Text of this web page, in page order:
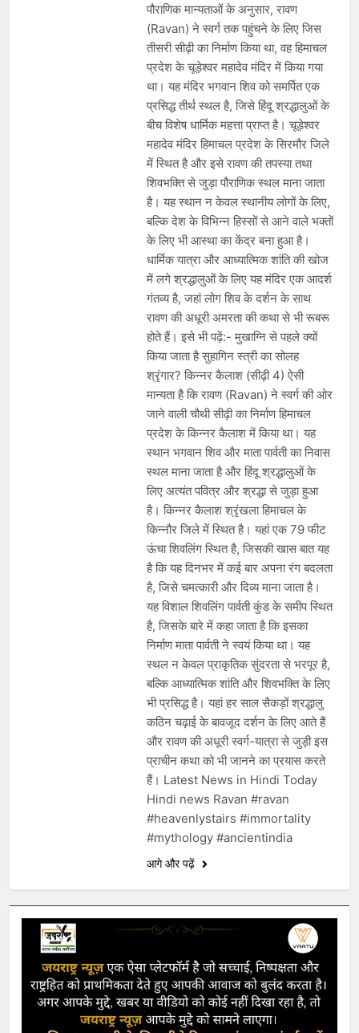
पौराणिक मान्यताओं के अनुसार, रावण
(Ravan) ने स्वर्ग तक पहुंचने के लिए जिस
तीसरी सीढ़ी का निर्माण किया था, वह हिमाचल
प्रदेश के चूड़ेश्वर महादेव मंदिर में किया गया
था। यह मंदिर भगवान शिव को समर्पित एक
प्रसिद्ध तीर्थ स्थल है, जिसे हिंदू श्रद्धालुओं के
बीच विशेष धार्मिक महत्ता प्राप्त है। चूड़ेश्वर
महादेव मंदिर हिमाचल प्रदेश के सिरमौर जिले
में स्थित है और इसे रावण की तपस्या तथा
शिवभक्ति से जुड़ा पौराणिक स्थल माना जाता
है। यह स्थान न केवल स्थानीय लोगों के लिए,
बल्कि देश के विभिन्न हिस्सों से आने वाले भक्तों
के लिए भी आस्था का केंद्र बना हुआ है।
धार्मिक यात्रा और आध्यात्मिक शांति की खोज
में लगे श्रद्धालुओं के लिए यह मंदिर एक आदर्श
गंतव्य है, जहां लोग शिव के दर्शन के साथ
रावण की अधूरी अमरता की कथा से भी रूबरू
होते हैं। इसे भी पढ़ें:- मुखाग्नि से पहले क्यों
किया जाता है सुहागिन स्त्री का सोलह
श्रृंगार? किन्नर कैलाश (सीढ़ी 4) ऐसी
मान्यता है कि रावण (Ravan) ने स्वर्ग की ओर
जाने वाली चौथी सीढ़ी का निर्माण हिमाचल
प्रदेश के किन्नर कैलाश में किया था। यह
स्थान भगवान शिव और माता पार्वती का निवास
स्थल माना जाता है और हिंदू श्रद्धालुओं के
लिए अत्यंत पवित्र और श्रद्धा से जुड़ा हुआ
है। किन्नर कैलाश श्रृंखला हिमाचल के
किन्नौर जिले में स्थित है। यहां एक 79 फीट
ऊंचा शिवलिंग स्थित है, जिसकी खास बात यह
है कि यह दिनभर में कई बार अपना रंग बदलता
है, जिसे चमत्कारी और दिव्य माना जाता है।
यह विशाल शिवलिंग पार्वती कुंड के समीप स्थित
है, जिसके बारे में कहा जाता है कि इसका
निर्माण माता पार्वती ने स्वयं किया था। यह
स्थल न केवल प्राकृतिक सुंदरता से भरपूर है,
बल्कि आध्यात्मिक शांति और शिवभक्ति के लिए
भी प्रसिद्ध है। यहां हर साल सैकड़ों श्रद्धालु
कठिन चढ़ाई के बावजूद दर्शन के लिए आते हैं
और रावण की अधूरी स्वर्ग-यात्रा से जुड़ी इस
प्राचीन कथा को भी जानने का प्रयास करते
हैं। Latest News in Hindi Today
Hindi news Ravan #ravan
#heavenlystairs #immortality
#mythology #ancientindia
आगे और पढ़ें